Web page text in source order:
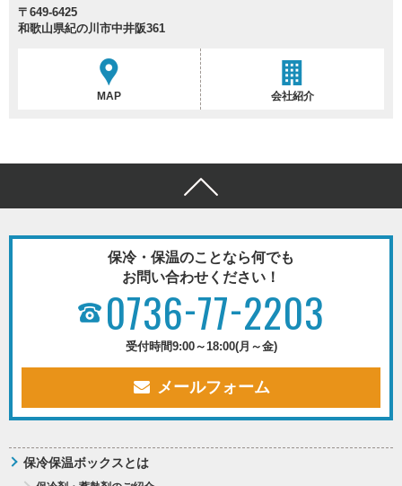
〒649-6425
和歌山県紀の川市中井阪361
MAP 会社紹介
保冷・保温のことなら何でも
お問い合わせください！
0736-77-2203
受付時間9:00～18:00(月～金)
メールフォーム
保冷保温ボックスとは